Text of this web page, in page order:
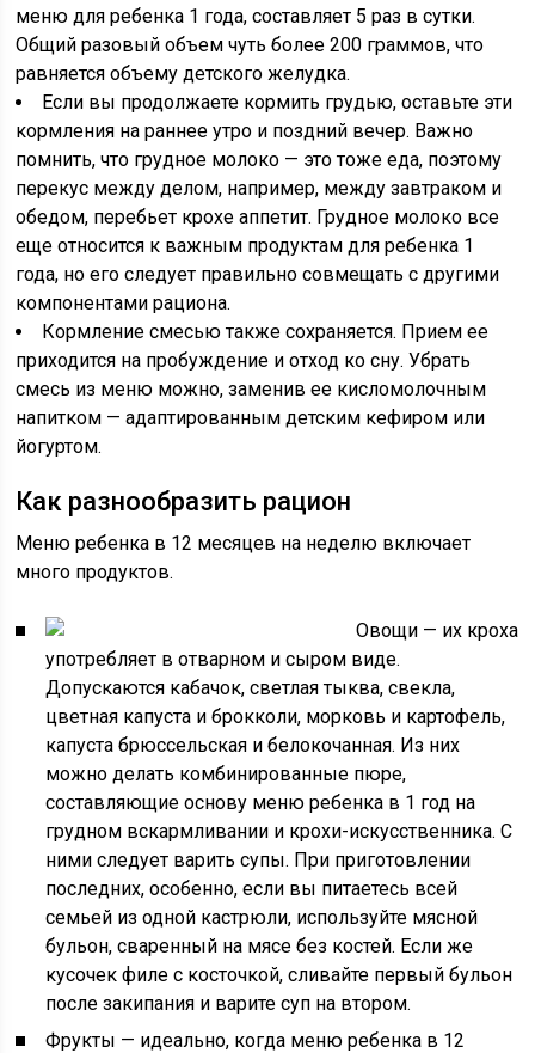
меню для ребенка 1 года, составляет 5 раз в сутки.
Общий разовый объем чуть более 200 граммов, что
равняется объему детского желудка.
Если вы продолжаете кормить грудью, оставьте эти
кормления на раннее утро и поздний вечер. Важно
помнить, что грудное молоко — это тоже еда, поэтому
перекус между делом, например, между завтраком и
обедом, перебьет крохе аппетит. Грудное молоко все
еще относится к важным продуктам для ребенка 1
года, но его следует правильно совмещать с другими
компонентами рациона.
Кормление смесью также сохраняется. Прием ее
приходится на пробуждение и отход ко сну. Убрать
смесь из меню можно, заменив ее кисломолочным
напитком — адаптированным детским кефиром или
йогуртом.
Как разнообразить рацион
Меню ребенка в 12 месяцев на неделю включает
много продуктов.
Овощи — их кроха
употребляет в отварном и сыром виде.
Допускаются кабачок, светлая тыква, свекла,
цветная капуста и брокколи, морковь и картофель,
капуста брюссельская и белокочанная. Из них
можно делать комбинированные пюре,
составляющие основу меню ребенка в 1 год на
грудном вскармливании и крохи-искусственника. С
ними следует варить супы. При приготовлении
последних, особенно, если вы питаетесь всей
семьей из одной кастрюли, используйте мясной
бульон, сваренный на мясе без костей. Если же
кусочек филе с косточкой, сливайте первый бульон
после закипания и варите суп на втором.
Фрукты — идеально, когда меню ребенка в 12